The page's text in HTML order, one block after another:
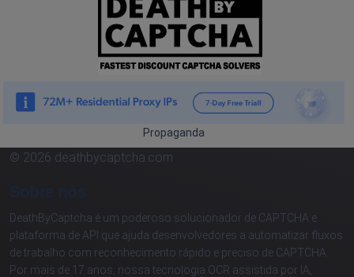
Propaganda
© 2026 deathbycaptcha.com
DeathByCaptcha é um poderoso solucionador de CAPTCHA e
plataforma de API que ajuda desenvolvedores a automatizar fluxos
de trabalho com reconhecimento rápido e preciso de CAPTCHA.
Por mais de 17 anos, nossa tecnologia OCR assistida por IA,